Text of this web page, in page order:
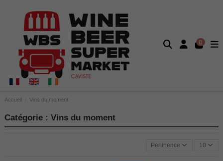
0
Accueil Vins du moment
Catégorie : Vins du moment
Pertinence 10